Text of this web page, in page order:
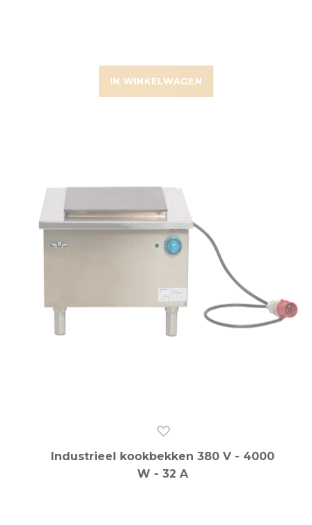
IN WINKELWAGEN
Industrieel kookbekken 380 V - 4000
W - 32 A